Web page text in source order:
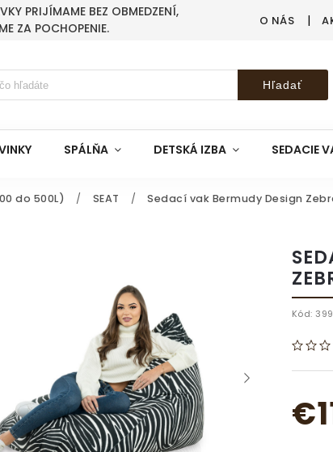
PRIJÍMAME BEZ OBMEDZENÍ,
ZA POCHOPENIE.
O NÁS
Hľadať
SPÁLŇA DETSKÁ IZBA SEDACIE
do 500L) / SEAT / Sedací vak Bermudy Design
Kód: